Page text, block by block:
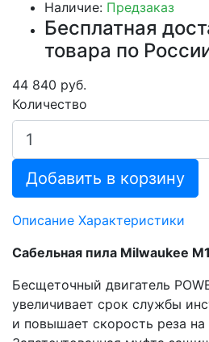
Наличие: Предзаказ
Бесплатная
товара по
44 840 руб.
Количество
Добавить в корзину
Описание Характеристики
Сабельная пила Milwaukee
Бесщеточный двигатель
увеличивает срок службы
и повышает скорость реза на